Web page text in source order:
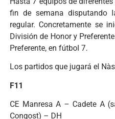
fin de semana disputando
regular. Concretamente se
División de Honor y
Preferente, en fútbol 7.
Los partidos que jugará el
F11
CE Manresa A – Cadete A
Congost) – DH